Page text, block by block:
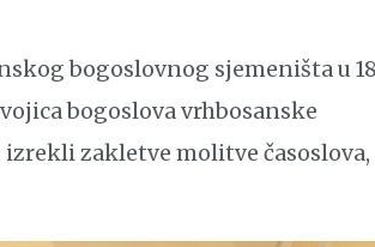
bogoslovnog sjemeništa u
bogoslova vrhbosanske
izrekli zakletve molitve časoslova,